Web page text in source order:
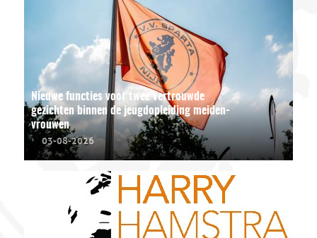
Nieuwe functies voor twee vertrouwde
gezichten binnen de jeugdopleiding meiden-
vrouwen
03-08-2026